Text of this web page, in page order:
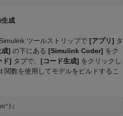
生成
ツールストリップで [アプリ] タ
成] の下にある [Simulink Coder] をク
ド] タブで、 [コード生成] をクリックし
関数を使用してモデルをビルドするこ